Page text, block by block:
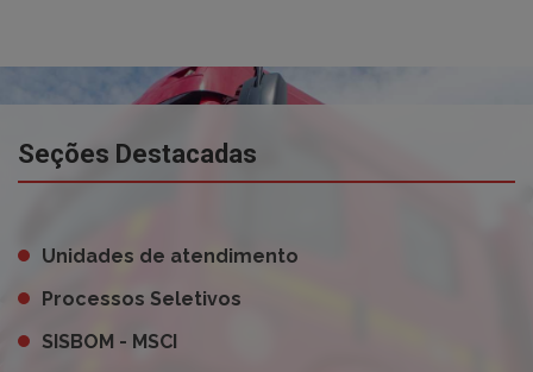
Seções Destacadas
Unidades de atendimento
Processos Seletivos
SISBOM - MSCI